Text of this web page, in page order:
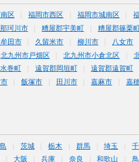
区 福岡市西区 福岡市城南区
那珂川市 糟屋郡宇美町 糟屋郡篠栗
田市 久留米市 柳川市 八女市
北九州市戸畑区 北九州市小倉北区
巻町 遠賀郡岡垣町 遠賀郡遠賀町
飯塚市 田川市 嘉麻市 嘉
茨城 栃木 群馬 埼玉
大阪 兵庫 奈良 和歌山